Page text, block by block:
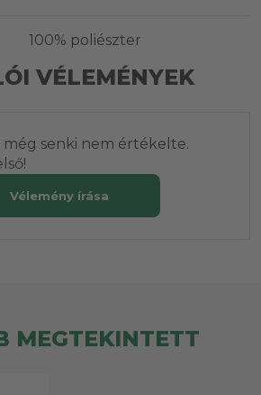
100% poliészter
VÉLEMÉNYEK
senki nem értékelte.
Vélemény írása
MEGTEKINTETT